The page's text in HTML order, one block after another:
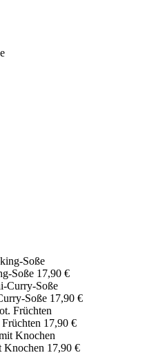
Soße 17,90 €
Soße 17,90 €
17,90 €
Knochen 17,90 €